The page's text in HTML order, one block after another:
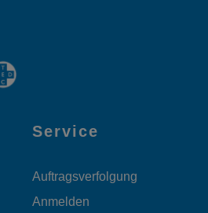
Service
Auftragsverfolgung
Anmelden